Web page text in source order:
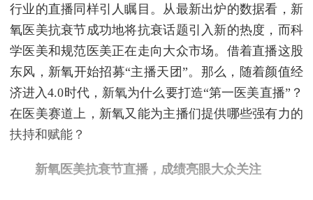
行业的直播同样引人瞩目。从最新出炉的数据看，新
氧医美抗衰节成功地将抗衰话题引入新的热度，而科
学医美和规范医美正在走向大众市场。借着直播这股
东风，新氧开始招募“主播天团”。那么，随着颜值经
济进入4.0时代，新氧为什么要打造“第一医美直播”？
在医美赛道上，新氧又能为主播们提供哪些强有力的
扶持和赋能？
新氧医美抗衰节直播，成绩亮眼大众关注